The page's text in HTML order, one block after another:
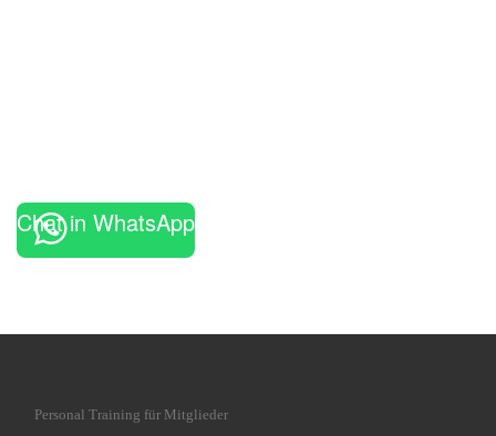
Chat in WhatsApp
Personal Training für Mitglieder